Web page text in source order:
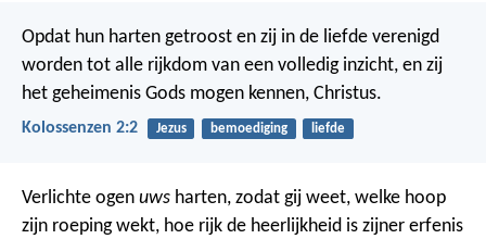
Opdat hun harten getroost en zij in de liefde verenigd
worden tot alle rijkdom van een volledig inzicht, en zij
het geheimenis Gods mogen kennen, Christus.
Kolossenzen 2:2 Jezus bemoediging liefde
Verlichte ogen uws harten, zodat gij weet, welke hoop
zijn roeping wekt, hoe rijk de heerlijkheid is zijner erfenis